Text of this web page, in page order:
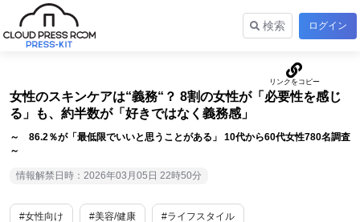
検索 ログイン
女性のスキンケアは“義務“？ 8割の女性が「必要性を感じ
る」も、約半数が「好きではなく義務感」
～ 86.2％が「最低限でいいと思うことがある」 10代から60代女性780名調査
～
情報解禁日時：2026年03月05日 22時50分
#女性向け #美容/健康 #ライフスタイル